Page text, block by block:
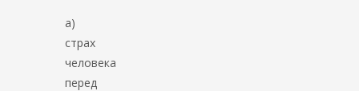
а)
страх
человека
перед